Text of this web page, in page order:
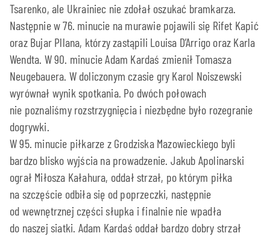
Tsarenko, ale Ukrainiec nie zdołał oszukać bramkarza.
Następnie w 76. minucie na murawie pojawili się Rifet Kapić
oraz Bujar Pllana, którzy zastąpili Louisa D’Arrigo oraz Karla
Wendta. W 90. minucie Adam Kardaś zmienił Tomasza
Neugebauera. W doliczonym czasie gry Karol Noiszewski
wyrównał wynik spotkania. Po dwóch połowach
nie poznaliśmy rozstrzygnięcia i niezbędne było rozegranie
dogrywki.
W 95. minucie piłkarze z Grodziska Mazowieckiego byli
bardzo blisko wyjścia na prowadzenie. Jakub Apolinarski
ograł Miłosza Kałahura, oddał strzał, po którym piłka
na szczęście odbiła się od poprzeczki, następnie
od wewnętrznej części słupka i finalnie nie wpadła
do naszej siatki. Adam Kardaś oddał bardzo dobry strzał